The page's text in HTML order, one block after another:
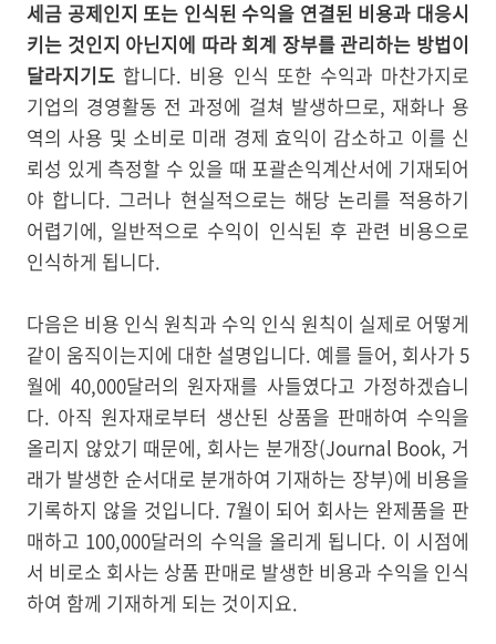
세금 공제인지 또는 인식된 수익을 연결된 비용과 대응시
키는 것인지 아닌지에 따라 회계 장부를 관리하는 방법이
달라지기도 합니다. 비용 인식 또한 수익과 마찬가지로
기업의 경영활동 전 과정에 걸쳐 발생하므로, 재화나 용
역의 사용 및 소비로 미래 경제 효익이 감소하고 이를 신
뢰성 있게 측정할 수 있을 때 포괄손익계산서에 기재되어
야 합니다. 그러나 현실적으로는 해당 논리를 적용하기
어렵기에, 일반적으로 수익이 인식된 후 관련 비용으로
인식하게 됩니다.
다음은 비용 인식 원칙과 수익 인식 원칙이 실제로 어떻게
같이 움직이는지에 대한 설명입니다. 예를 들어, 회사가 5
월에 40,000달러의 원자재를 사들였다고 가정하겠습니
다. 아직 원자재로부터 생산된 상품을 판매하여 수익을
올리지 않았기 때문에, 회사는 분개장(Journal Book, 거
래가 발생한 순서대로 분개하여 기재하는 장부)에 비용을
기록하지 않을 것입니다. 7월이 되어 회사는 완제품을 판
매하고 100,000달러의 수익을 올리게 됩니다. 이 시점에
서 비로소 회사는 상품 판매로 발생한 비용과 수익을 인식
하여 함께 기재하게 되는 것이지요.